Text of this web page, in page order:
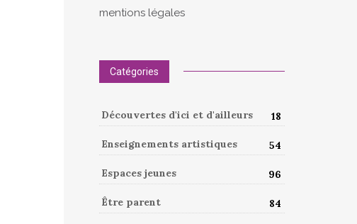
mentions légales
Catégories
Découvertes d'ici et d'ailleurs 18
Enseignements artistiques 54
Espaces jeunes 96
Être parent 84